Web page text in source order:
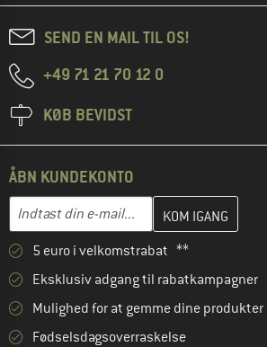
SEND EN MAIL TIL OS!
+49 71 21 70 12 0
KØB BEVIDST
ÅBN KUNDEKONTO
Indtast din e-mail...
Indtast din e-mailadresse her, og opret i
5 euro i velkomstrabat **
Eksklusiv adgang til rabatkampagner
Mulighed for at gemme dine
Fødselsdagsoverraskelse